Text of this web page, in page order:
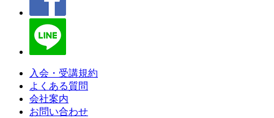
入会・受講規約
よくある質問
会社案内
お問い合わせ